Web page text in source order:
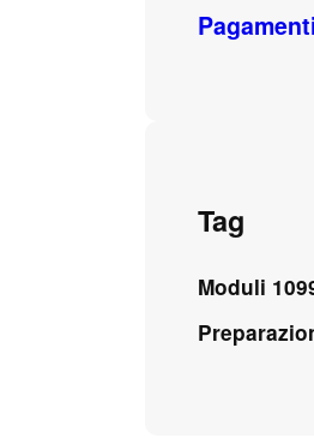
Tag
Moduli